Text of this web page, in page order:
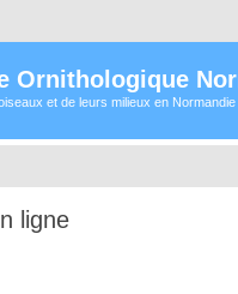
Ornithologique
et de leurs milieux en Normandie
ligne